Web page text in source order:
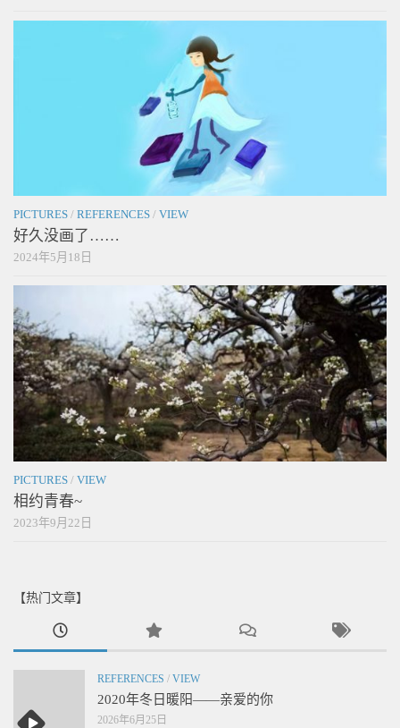
PICTURES / REFERENCES / VIEW
好久没画了……
2024年5月18日
PICTURES / VIEW
相约青春~
2023年9月22日
【热门文章】
REFERENCES / VIEW
2020年冬日暖阳——亲爱的你
2026年6月25日